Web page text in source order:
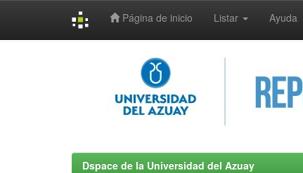
Página de inicio Listar Ayuda
Dspace de la Universidad del Azuay